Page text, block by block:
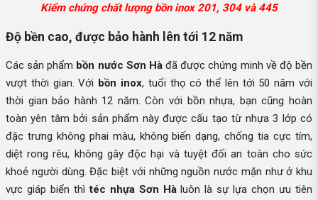
Kiểm chứng chất lượng bồn inox 201, 304 và 445
Độ bền cao, được bảo hành lên tới 12 năm
Các sản phẩm bồn nước Sơn Hàđã được chứng minh về độ bền
vượt thời gian. Với bồn inox, tuổi thọ có thể lên tới 50 năm với
thời gian bảo hành 12 năm. Còn với bồn nhựa, bạn cũng hoàn
toàn yên tâm bởi sản phẩm này được cấu tạo từ nhựa 3 lớp có
đặc trưng không phai màu, không biến dạng, chống tia cực tím,
diệt rong rêu, không gây độc hại và tuyệt đối an toàn cho sức
khoẻ người dùng. Đặc biệt với những nguồn nước mặn như ở khu
vực giáp biển thìtéc nhựa Sơn Hàluôn là sự lựa chọn ưu tiên